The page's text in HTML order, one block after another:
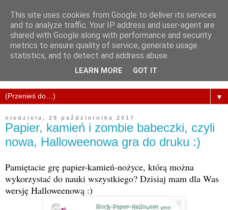
▼
niedziela, 29 października 2017
Papier, kamień i zombie babeczki, czyli
nowa, Halloweenowa gra do druku :)
Pamiętacie grę papier-kamień-nożyce, którą można
wykorzystać do nauki wszystkiego? Dzisiaj mam dla Was
wersję Halloweenową :)
This site uses cookies from Google to deliver its services
and to analyze traffic. Your IP address and user-agent are
shared with Google along with performance and security
metrics to ensure quality of service, generate usage
statistics, and to detect and address abuse.
LEARN MORE GOT IT